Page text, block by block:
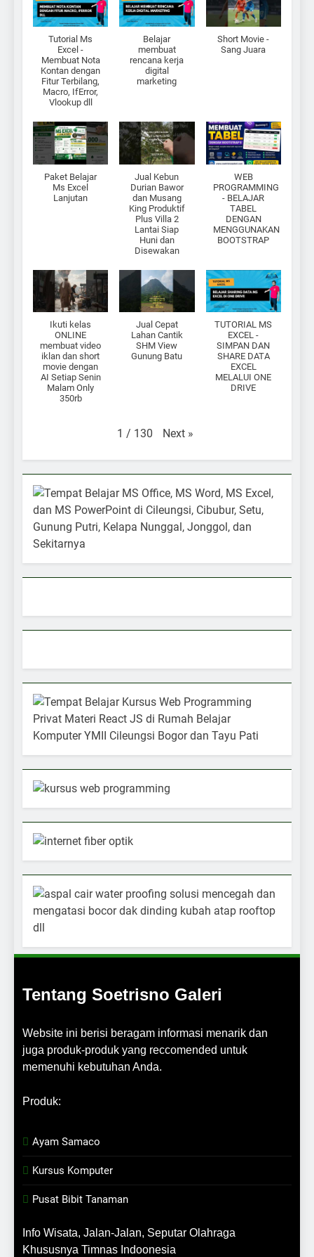
Tutorial Ms
Excel -
Membuat Nota
Kontan dengan
Fitur Terbilang,
Macro, IfError,
Vlookup dll
Belajar
membuat
rencana kerja
digital
marketing
Short Movie -
Sang Juara
Paket Belajar
Ms Excel
Lanjutan
Jual Kebun
Durian Bawor
dan Musang
King Produktif
Plus Villa 2
Lantai Siap
Huni dan
Disewakan
WEB
PROGRAMMING
- BELAJAR
TABEL
DENGAN
MENGGUNAKAN
BOOTSTRAP
Ikuti kelas
ONLINE
membuat video
iklan dan short
movie dengan
AI Setiap Senin
Malam Only
350rb
Jual Cepat
Lahan Cantik
SHM View
Gunung Batu
TUTORIAL MS
EXCEL -
SIMPAN DAN
SHARE DATA
EXCEL
MELALUI ONE
DRIVE
1 / 130 Next »
Tentang Soetrisno Galeri
Website ini berisi beragam informasi menarik dan
juga produk-produk yang reccomended untuk
memenuhi kebutuhan Anda.
Produk:
Ayam Samaco
Kursus Komputer
Pusat Bibit Tanaman
Info Wisata, Jalan-Jalan, Seputar Olahraga
Khususnya Timnas Indoonesia